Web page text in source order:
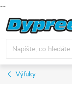
--
Přejít
na
obsah
Výfuky